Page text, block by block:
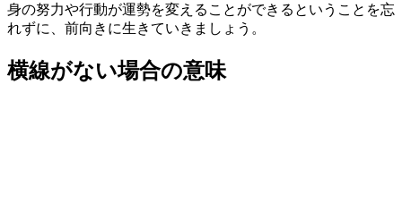
身の努力や行動が運勢を変えることができるということを忘
れずに、前向きに生きていきましょう。
横線がない場合の意味